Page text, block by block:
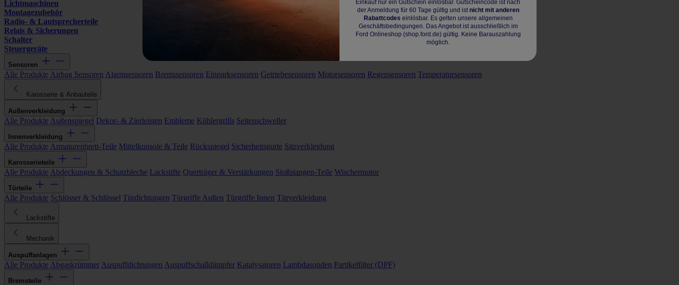
Lichtmaschinen
Montagezubehör
Radio- & Lautsprecherteile
Relais & Sicherungen
Schalter
Steuergeräte
Sensoren
Alle Produkte Airbag Sensoren Alarmsensoren Bremssensoren Einparksensoren Getriebesensoren Motorsensoren Regensensoren Temperatursensoren
Karosserie & Anbauteile
Außenverkleidung
Alle Produkte Außenspiegel Dekor- & Zierleisten Embleme Kühlergrills Seitenschweller
Innenverkleidung
Alle Produkte Armaturenbrett-Teile Mittelkonsole & Teile Rückspiegel Sicherheitsgurte Sitzverkleidung
Karosserieteile
Alle Produkte Abdeckungen & Schutzbleche Lackstifte Querträger & Verstärkungen Stoßstangen-Teile Wischermotor
Türteile
Alle Produkte Schlösser & Schlüssel Türdichtungen Türgriffe Außen Türgriffe Innen Türverkleidung
Lackstifte
Mechanik
Auspuffanlagen
Alle Produkte Abgaskrümmer Auspuffdichtungen Auspuffschalldämpfer Katalysatoren Lambdasonden Partikelfilter (DPF)
Bremsteile
Einkauf nur ein Gutschein einlösbar. Gutscheincode ist nach
der Anmeldung für 60 Tage gültig und ist nicht mit anderen
Rabattcodes einlösbar. Es gelten unsere allgemeinen
Geschäftsbedingungen. Das Angebot ist ausschließlich im
Ford Onlineshop (shop.ford.de) gültig. Keine Barauszahlung
möglich.